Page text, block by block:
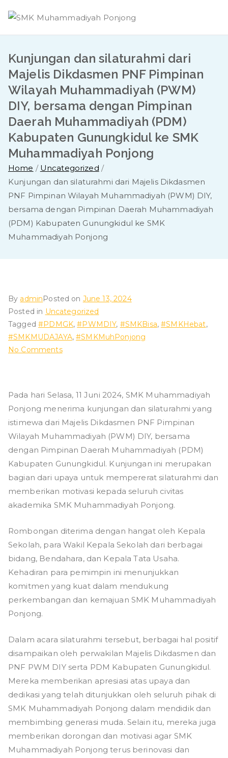
content
Kunjungan dan silaturahmi dari
Majelis Dikdasmen PNF Pimpinan
Wilayah Muhammadiyah (PWM)
DIY, bersama dengan Pimpinan
Daerah Muhammadiyah (PDM)
Kabupaten Gunungkidul ke SMK
Muhammadiyah Ponjong
Home
Uncategorized
Kunjungan dan silaturahmi dari Majelis Dikdasmen
PNF Pimpinan Wilayah Muhammadiyah (PWM) DIY,
bersama dengan Pimpinan Daerah Muhammadiyah
(PDM) Kabupaten Gunungkidul ke SMK
Muhammadiyah Ponjong
By adminPosted on June 13, 2024
Posted in Uncategorized
Tagged#PDMGK,#PWMDIY, #SMKBisa,#SMKHebat,
#SMKMUDAJAYA,#SMKMuhPonjong
No Commentson
dari
Majelis
Dikdasmen
PNF
Pimpinan
Wilayah
Muhammadiyah
(PWM)
DIY,
dengan
Pimpinan
Muhammadiyah
(PDM)
Kabupaten
Gunungkidul
Muhammadiyah
Ponjong
Pada hari Selasa, 11 Juni 2024, SMK Muhammadiyah
Ponjong menerima kunjungan dan silaturahmi yang
istimewa dari Majelis Dikdasmen PNF Pimpinan
Wilayah Muhammadiyah (PWM) DIY, bersama
dengan Pimpinan Daerah Muhammadiyah (PDM)
Kabupaten Gunungkidul. Kunjungan ini merupakan
bagian dari upaya untuk mempererat silaturahmi dan
memberikan motivasi kepada seluruh civitas
akademika SMK Muhammadiyah Ponjong.
Rombongan diterima dengan hangat oleh Kepala
Sekolah, para Wakil Kepala Sekolah dari berbagai
bidang, Bendahara, dan Kepala Tata Usaha.
Kehadiran para pemimpin ini menunjukkan
komitmen yang kuat dalam mendukung
perkembangan dan kemajuan SMK Muhammadiyah
Ponjong.
Dalam acara silaturahmi tersebut, berbagai hal positif
disampaikan oleh perwakilan Majelis Dikdasmen dan
PNF PWM DIY serta PDM Kabupaten Gunungkidul.
Mereka memberikan apresiasi atas upaya dan
dedikasi yang telah ditunjukkan oleh seluruh pihak di
SMK Muhammadiyah Ponjong dalam mendidik dan
membimbing generasi muda. Selain itu, mereka juga
memberikan dorongan dan motivasi agar SMK
Muhammadiyah Ponjong terus berinovasi dan